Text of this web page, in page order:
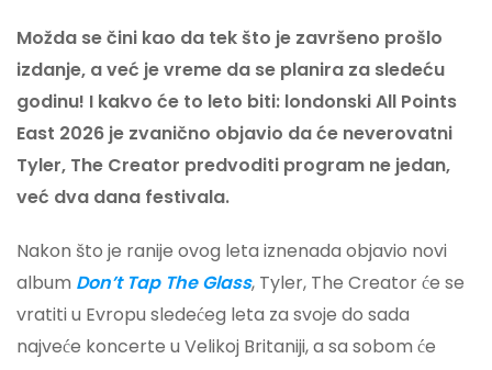
Možda se čini kao da tek što je završeno prošlo
izdanje, a već je vreme da se planira za sledeću
godinu! I kakvo će to leto biti: londonski All Points
East 2026 je zvanično objavio da će neverovatni
Tyler, The Creator predvoditi program ne jedan,
već dva dana festivala.
Nakon što je ranije ovog leta iznenada objavio novi
album Don’t Tap The Glass, Tyler, The Creator će se
vratiti u Evropu sledećeg leta za svoje do sada
najveće koncerte u Velikoj Britaniji, a sa sobom će